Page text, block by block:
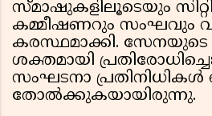
സ്മാഷുകളിലൂടെയും
കമ്മീഷണറും സംഘവും
കരസ്ഥമാക്കി.
ശക്തമായി
സംഘടനാ
തോൽക്കുകയായിരുന്നു.